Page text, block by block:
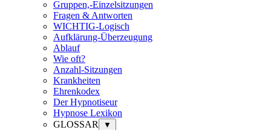
Gruppen,-Einzelsitzungen
Fragen & Antworten
WICHTIG-Logisch
Aufklärung-Überzeugung
Ablauf
Wie oft?
Anzahl-Sitzungen
Krankheiten
Ehrenkodex
Der Hypnotiseur
Hypnose Lexikon
GLOSSAR
▼